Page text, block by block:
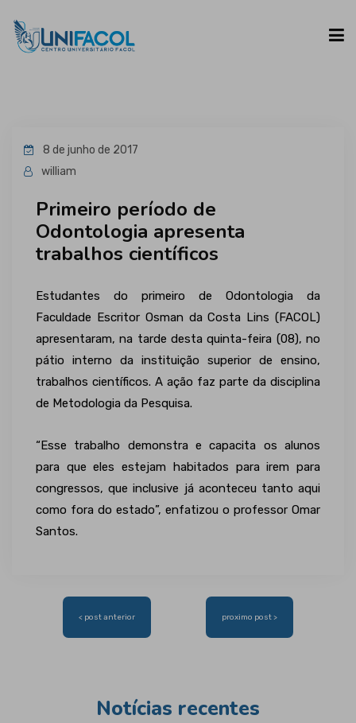
CURSOS
ESPAÇO DO ALUNO
8 de junho de 2017
william
Primeiro período de
Odontologia apresenta
trabalhos científicos
Estudantes do primeiro de Odontologia da
Faculdade Escritor Osman da Costa Lins (FACOL)
apresentaram, na tarde desta quinta-feira (08), no
pátio interno da instituição superior de ensino,
trabalhos científicos. A ação faz parte da disciplina
de Metodologia da Pesquisa.
“Esse trabalho demonstra e capacita os alunos
para que eles estejam habitados para irem para
congressos, que inclusive já aconteceu tanto aqui
como fora do estado”, enfatizou o professor Omar
Santos.
Navegação
< post anterior proximo post >
Notícias recentes